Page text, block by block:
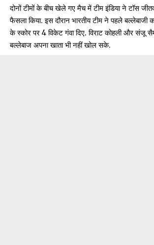
दोनों टीमों के बीच खेले गए मैच में टीम इंडिया ने टॉस
फैसला किया. इस दौरान भारतीय टीम ने पहले
के स्कोर पर 4 विकेट गंवा दिए. विराट कोहली और संजू
बल्लेबाज अपना खाता भी नहीं खोल सके.